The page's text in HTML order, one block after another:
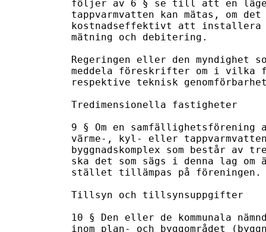
följer av 6 § se till att en
tappvarmvatten kan mätas, om
kostnadseffektivt att installera
mätning och debitering.
Regeringen eller den myndighet
meddela föreskrifter om i vilka
respektive teknisk
Tredimensionella fastigheter
9 § Om en
värme-, kyl- eller
byggnadskomplex som består av
ska det som sägs i denna lag
stället tillämpas på föreningen.
Tillsyn och tillsynsuppgifter
10 § Den eller de kommunala
inom plan- och byggområdet